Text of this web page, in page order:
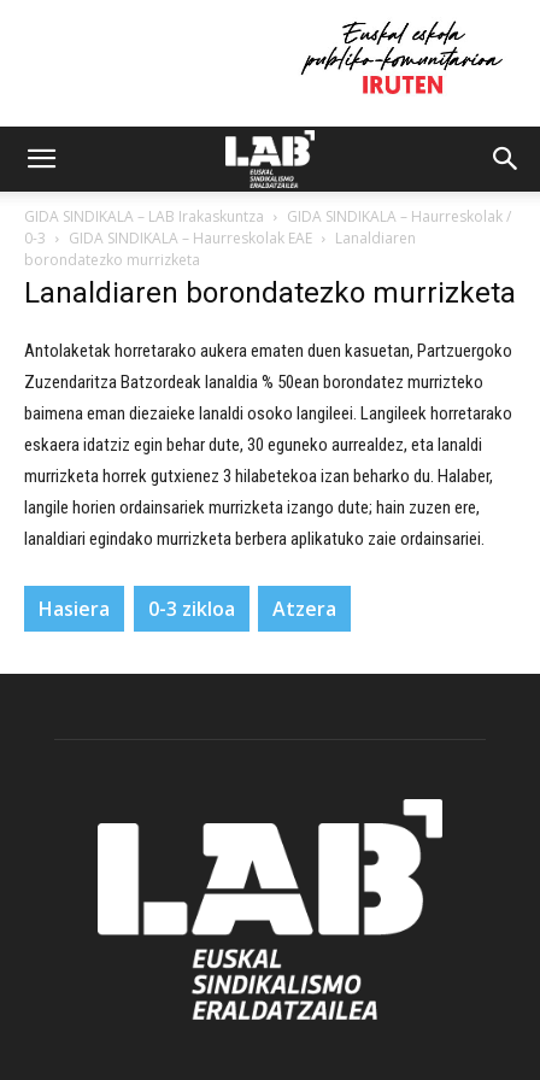
GIDA SINDIKALA – LAB Irakaskuntza
GIDA SINDIKALA – Haurreskolak /
0-3
GIDA SINDIKALA – Haurreskolak EAE
Lanaldiaren
borondatezko murrizketa
Lanaldiaren borondatezko murrizketa
Antolaketak horretarako aukera ematen duen kasuetan, Partzuergoko
Zuzendaritza Batzordeak lanaldia % 50ean borondatez murrizteko
baimena eman diezaieke lanaldi osoko langileei. Langileek horretarako
eskaera idatziz egin behar dute, 30 eguneko aurrealdez, eta lanaldi
murrizketa horrek gutxienez 3 hilabetekoa izan beharko du. Halaber,
langile horien ordainsariek murrizketa izango dute; hain zuzen ere,
lanaldiari egindako murrizketa berbera aplikatuko zaie ordainsariei.
Hasiera 0-3 zikloa Atzera